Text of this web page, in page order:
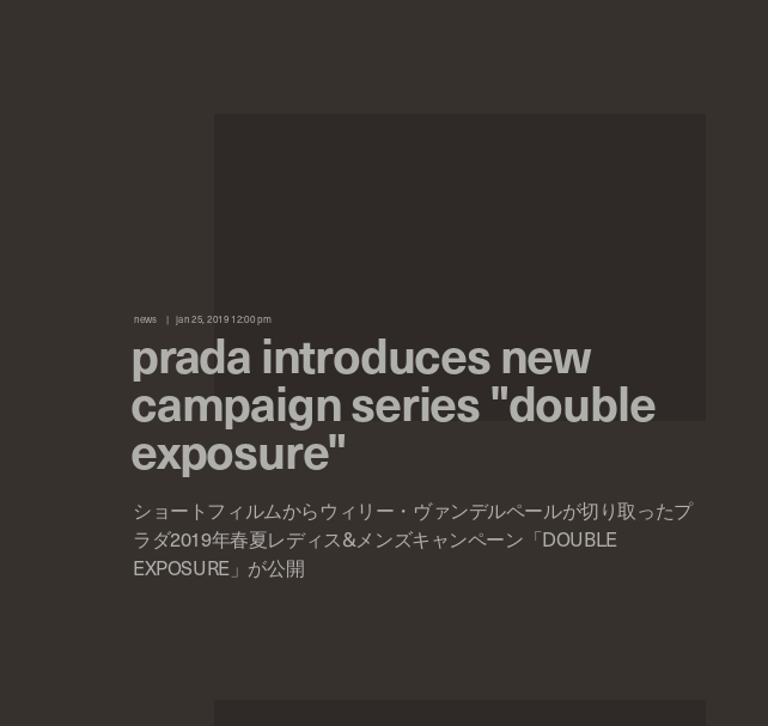
news jan 25, 2019 12:00 pm
prada introduces new
campaign series "double
exposure"
ショートフィルムからウィリー・ヴァンデルペールが切り取ったプ
ラダ2019年春夏レディス&メンズキャンペーン「DOUBLE
EXPOSURE」が公開